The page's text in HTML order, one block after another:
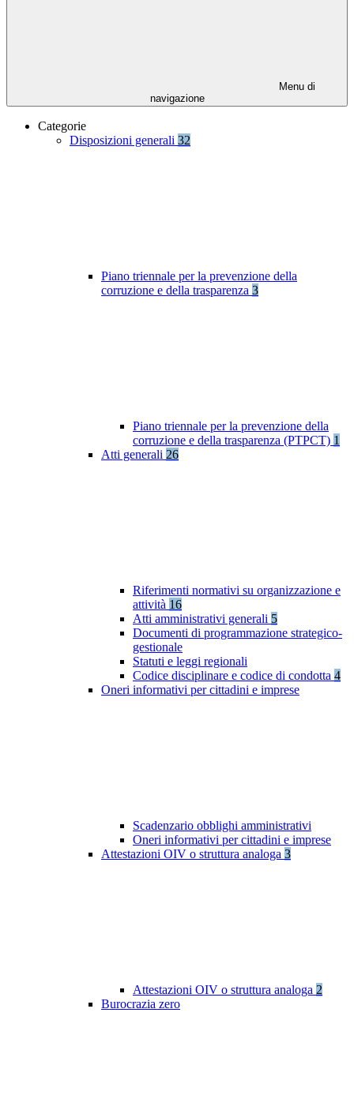
Menu di
navigazione
Categorie
Disposizioni generali 32
Piano triennale per la prevenzione della
corruzione e della trasparenza 3
Piano triennale per la prevenzione della
corruzione e della trasparenza (PTPCT) 1
Atti generali 26
Riferimenti normativi su organizzazione e
attività 16
Atti amministrativi generali 5
Documenti di programmazione strategico-
gestionale
Statuti e leggi regionali
Codice disciplinare e codice di condotta 4
Oneri informativi per cittadini e imprese
Scadenzario obblighi amministrativi
Oneri informativi per cittadini e imprese
Attestazioni OIV o struttura analoga 3
Attestazioni OIV o struttura analoga 2
Burocrazia zero